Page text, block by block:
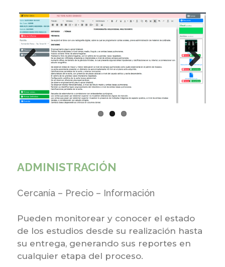
Previous Next
ADMINISTRACIÓN
Cercanía – Precio – Información
Pueden monitorear y conocer el estado
de los estudios desde su realización hasta
su entrega, generando sus reportes en
cualquier etapa del proceso.